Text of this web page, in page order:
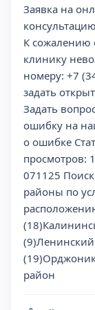
Заявка на
К сожалению
клинику
номеру: +7
задать
Задать
ошибку на
о ошибке
просмотров:
071125
районы по
район